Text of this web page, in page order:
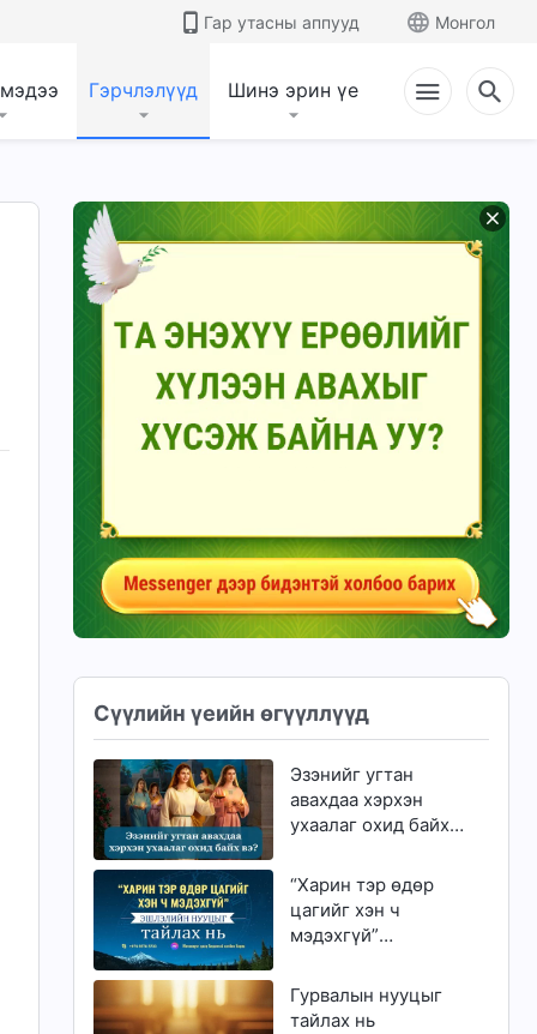
Гар утасны аппууд Монгол
Гэрчлэлүүд Шинэ эрин үе
Сүүлийн үеийн өгүүллүүд
Эзэнийг угтан
авахдаа хэрхэн
ухаалаг охид байх
“Харин тэр өдөр
цагийг хэн ч
мэдэхгүй”
тайлах нь
Гурвалын нууцыг
тайлах нь